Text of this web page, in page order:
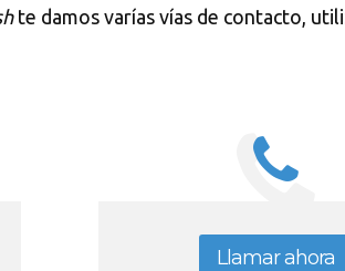
te damos varías vías de contacto,
Llamar ahora